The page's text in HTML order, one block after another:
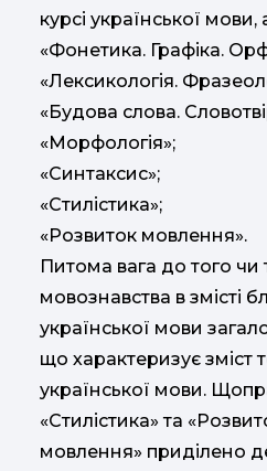
курсі української
«Фонетика. Графіка.
«Лексикологія.
«Будова слова.
«Морфологія»;
«Синтаксис»;
«Стилістика»;
«Розвиток мовлення».
Питома вага до того чи
мовознавства в змісті
української мови
що характеризує зміст
української мови.
«Стилістика» та
мовлення» приділено